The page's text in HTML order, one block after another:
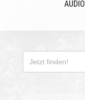
AUDIO
Search
for: